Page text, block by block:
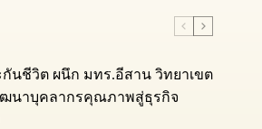
กันชีวิต ผนึก มทร.อีสาน วิทยาเขต
นาบุคลากรคุณภาพสู่ธุรกิจ